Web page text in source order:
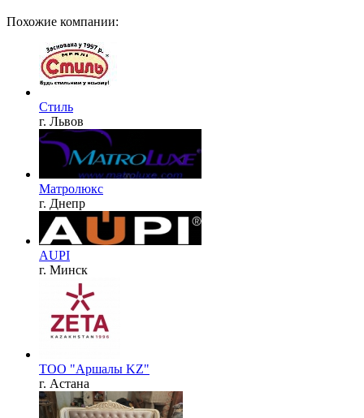
Похожие компании:
Стиль
г. Львов
Матролюкс
г. Днепр
AUPI
г. Минск
ТОО "Аршалы KZ"
г. Астана